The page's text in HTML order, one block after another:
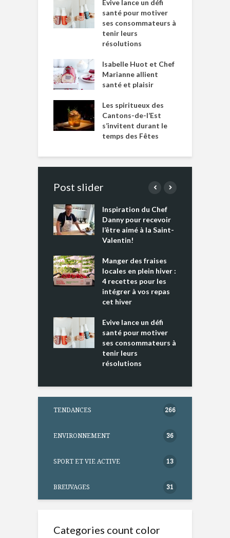
Evive lance un défi
santé pour motiver
ses consommateurs à
tenir leurs
résolutions
Isabelle Huot et Chef
Marianne allient
santé et plaisir
Les spiritueux des
Cantons-de-l’Est
s’invitent durant le
temps des Fêtes
Post slider
Inspiration du Chef
Danny pour recevoir
l’être aimé à la Saint-
Valentin!
Manger des fraises
locales en plein hiver :
4 recettes pour les
intégrer à vos repas
cet hiver
Evive lance un défi
santé pour motiver
ses consommateurs à
tenir leurs
résolutions
TENDANCES 266
ENVIRONNEMENT 36
SPORT ET VIE ACTIVE 13
BREUVAGES 31
Categories count color